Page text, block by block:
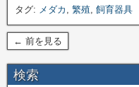
タグ: メダカ , 繁殖, 飼育器具
← 前を見る
検索